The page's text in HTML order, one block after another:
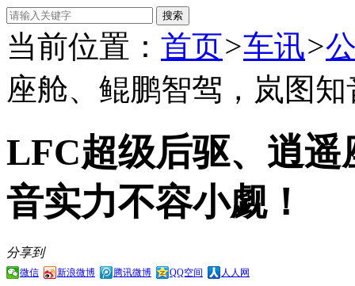
当前位置： 首页>车讯>
座舱、鲲鹏智驾，岚图
LFC超级后驱、逍
音实力不容小觑！
分享到
微信 新浪微博 腾讯微博 QQ空间 人人网